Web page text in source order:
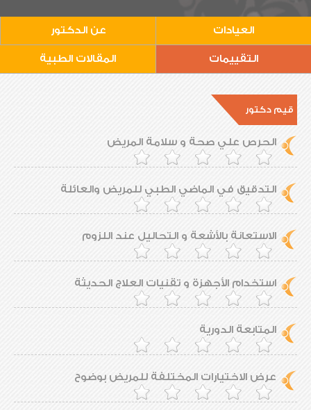
العيادات عن الدكتور
التقييمات المقالات الطبية
قيم دكتور
الحرص علي صحة و سلامة المريض
التدقيق في الماضي الطبي للمريض والعائلة
الاستعانة بالأشعة و التحاليل عند اللزوم
استخدام الأجهزة و تقنيات العلاج الحديثة
المتابعة الدورية
عرض الاختيارات المختلفة للمريض بوضوح